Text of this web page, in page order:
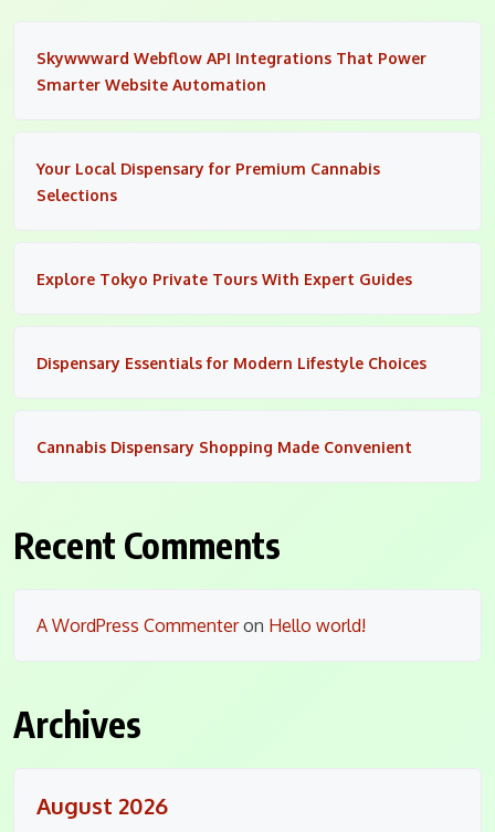
Skywwward Webflow API Integrations That Power
Smarter Website Automation
Your Local Dispensary for Premium Cannabis
Selections
Explore Tokyo Private Tours With Expert Guides
Dispensary Essentials for Modern Lifestyle Choices
Cannabis Dispensary Shopping Made Convenient
Recent Comments
A WordPress Commenteron Hello world!
Archives
August 2026